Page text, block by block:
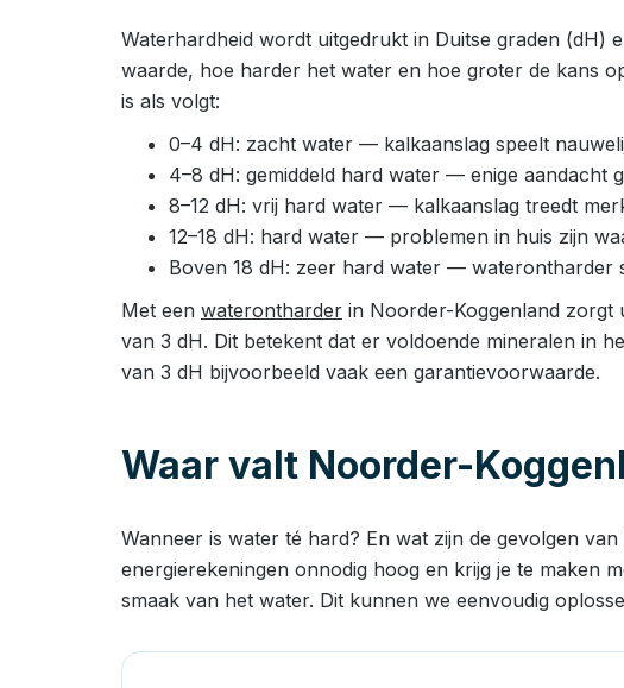
Waterhardheid wordt uitgedrukt in Duitse graden (dH)
waarde, hoe harder het water en hoe groter de kans
is als volgt:
0–4 dH: zacht water — kalkaanslag speelt
4–8 dH: gemiddeld hard water — enige aandacht
8–12 dH: vrij hard water — kalkaanslag treedt
12–18 dH: hard water — problemen in huis zijn
Boven 18 dH: zeer hard water — waterontharder
Met een waterontharder in Noorder-Koggenland zorgt
van 3 dH. Dit betekent dat er voldoende mineralen in
van 3 dH bijvoorbeeld vaak een garantievoorwaarde.
Waar valt Noorder-
Wanneer is water té hard? En wat zijn de gevolgen
energierekeningen onnodig hoog en krijg je te maken
smaak van het water. Dit kunnen we eenvoudig